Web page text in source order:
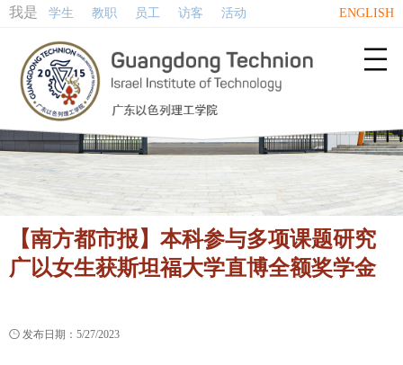
我是 学生 教职 员工 访客 活动 ENGLISH

【南方都市报】本科参与多项课题研究
广以女生获斯坦福大学直博全额奖学金
 发布日期：5/27/2023